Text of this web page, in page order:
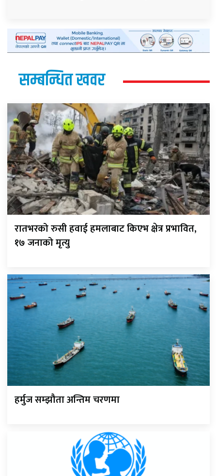
सम्बन्धित खवर
रातभरको रुसी हवाई हमलाबाट किएभ क्षेत्र प्रभावित,
१७ जनाको मृत्यु
हर्मुज सम्झौता अन्तिम चरणमा